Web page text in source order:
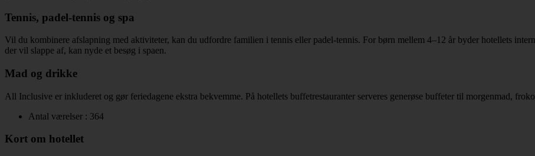
Tennis, padel-tennis og spa
Vil du kombinere afslapning med aktiviteter, kan du udfordre familien i tennis eller padel-tennis. For børn mellem 4–12 år byder hotellets
der vil slappe af, kan nyde et besøg i spaen.
Mad og drikke
All Inclusive er inkluderet og gør feriedagene ekstra bekvemme. På hotellets buffetrestauranter serveres generøse buffeter til morgenmad,
Antal værelser : 364
Kort om hotellet